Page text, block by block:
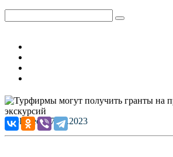
Published: 27.02.2023